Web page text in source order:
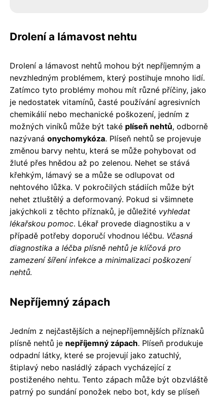
Drolení a lámavost nehtu
Drolení a lámavost nehtů mohou být nepříjemným a
nevzhledným problémem, který postihuje mnoho lidí.
Zatímco tyto problémy mohou mít různé příčiny, jako
je nedostatek vitamínů, časté používání agresivních
chemikálií nebo mechanické poškození, jedním z
možných viníků může být také plíseň nehtů, odborně
nazývaná onychomykóza. Plíseň nehtů se projevuje
změnou barvy nehtu, která se může pohybovat od
žluté přes hnědou až po zelenou. Nehet se stává
křehkým, lámavý se a může se odlupovat od
nehtového lůžka. V pokročilých stádiích může být
nehet ztluštělý a deformovaný. Pokud si všimnete
jakýchkoli z těchto příznaků, je důležité vyhledat
lékařskou pomoc. Lékař provede diagnostiku a v
případě potřeby doporučí vhodnou léčbu. Včasná
diagnostika a léčba plísně nehtů je klíčová pro
zamezení šíření infekce a minimalizaci poškození
nehtů.
Nepříjemný zápach
Jedním z nejčastějších a nejnepříjemnějších příznaků
plísně nehtů je nepříjemný zápach. Plíseň produkuje
odpadní látky, které se projevují jako zatuchlý,
štiplavý nebo nasládlý zápach vycházející z
postiženého nehtu. Tento zápach může být obzvláště
patrný po sundání ponožek nebo bot, kdy se plíseň